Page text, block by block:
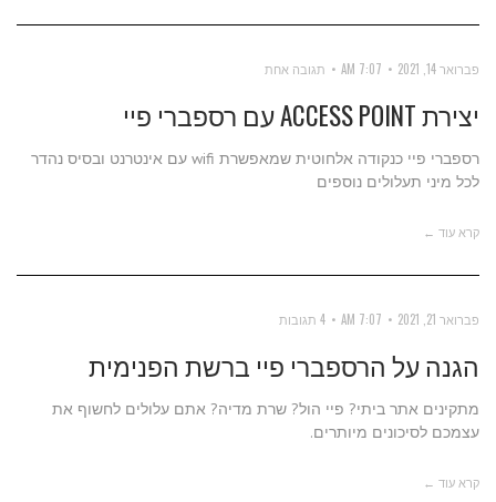
פברואר 14, 2021 7:07 AM תגובה אחת
יצירת ACCESS POINT עם רספברי פיי
רספברי פיי כנקודה אלחוטית שמאפשרת wifi עם אינטרנט ובסיס נהדר
לכל מיני תעלולים נוספים
קרא עוד ←
פברואר 21, 2021 7:07 AM 4 תגובות
הגנה על הרספברי פיי ברשת הפנימית
מתקינים אתר ביתי? פיי הול? שרת מדיה? אתם עלולים לחשוף את
עצמכם לסיכונים מיותרים.
קרא עוד ←